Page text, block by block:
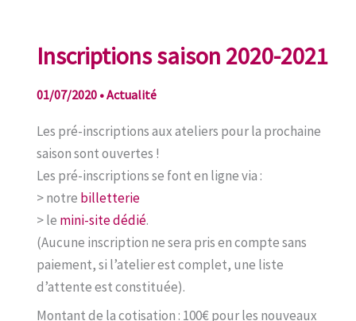
Inscriptions saison 2020-2021
01/07/2020 •Actualité
Les pré-inscriptions aux ateliers pour la prochaine
saison sont ouvertes !
Les pré-inscriptions se font en ligne via :
> notre billetterie
> le mini-site dédié.
(Aucune inscription ne sera pris en compte sans
paiement, si l’atelier est complet, une liste
d’attente est constituée).
Montant de la cotisation : 100€ pour les nouveaux